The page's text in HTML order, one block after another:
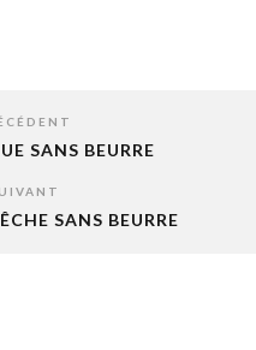
SANS BEURRE
SANS BEURRE